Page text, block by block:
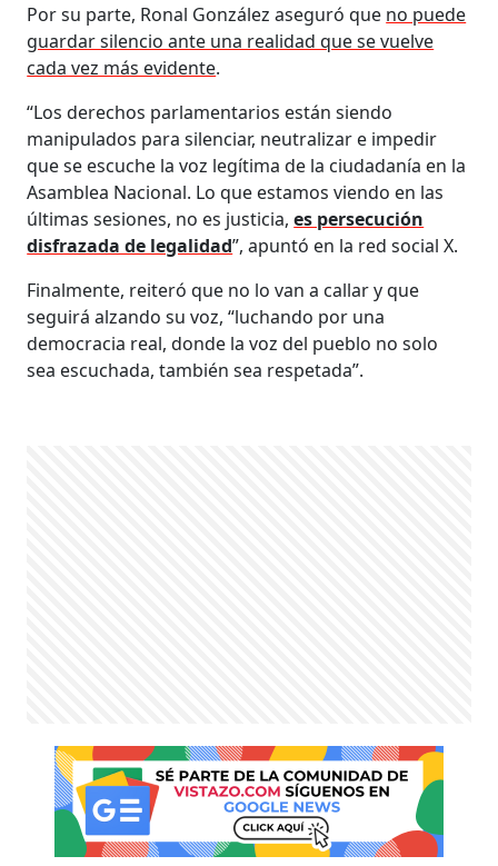
Por su parte, Ronal González aseguró que no puede
guardar silencio ante una realidad que se vuelve
cada vez más evidente.
“Los derechos parlamentarios están siendo
manipulados para silenciar, neutralizar e impedir
que se escuche la voz legítima de la ciudadanía en la
Asamblea Nacional. Lo que estamos viendo en las
últimas sesiones, no es justicia,es persecución
disfrazada de legalidad”, apuntó en la red social X.
Finalmente, reiteró que no lo van a callar y que
seguirá alzando su voz, “luchando por una
democracia real, donde la voz del pueblo no solo
sea escuchada, también sea respetada”.